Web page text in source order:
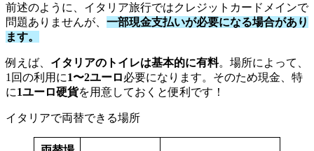
前述のように、イタリア旅行ではクレジットカードメインで
問題ありませんが、 一部現金支払いが必要になる場合があり
ます。
例えば、 イタリアのトイレは基本的に有料。場所によって、
1回の利用に1〜2ユーロ必要になります。そのため現金、特
に1ユーロ硬貨を用意しておくと便利です！
イタリアで両替できる場所